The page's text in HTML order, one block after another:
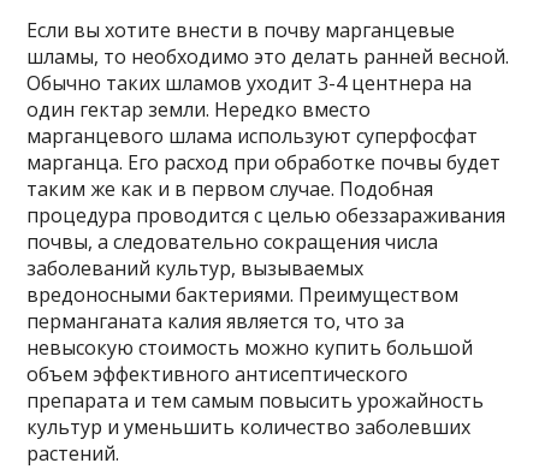
Если вы хотите внести в почву марганцевые
шламы, то необходимо это делать ранней весной.
Обычно таких шламов уходит 3-4 центнера на
один гектар земли. Нередко вместо
марганцевого шлама используют суперфосфат
марганца. Его расход при обработке почвы будет
таким же как и в первом случае. Подобная
процедура проводится с целью обеззараживания
почвы, а следовательно сокращения числа
заболеваний культур, вызываемых
вредоносными бактериями. Преимуществом
перманганата калия является то, что за
невысокую стоимость можно купить большой
объем эффективного антисептического
препарата и тем самым повысить урожайность
культур и уменьшить количество заболевших
растений.